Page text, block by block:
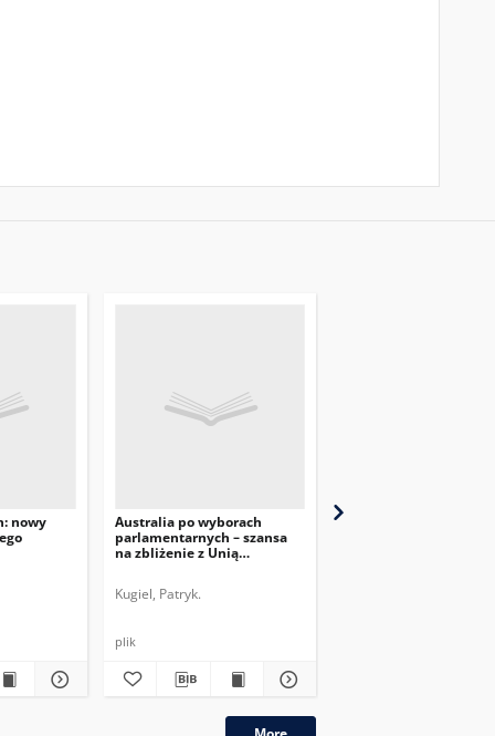
nowy
Australia po wyborach
parlamentarnych – szansa
na zbliżenie z Unią
Kugiel, Patryk.
plik